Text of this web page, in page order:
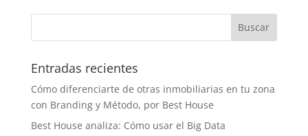
Entradas recientes
Cómo diferenciarte de otras inmobiliarias en tu zona
con Branding y Método, por Best House
Best House analiza: Cómo usar el Big Data